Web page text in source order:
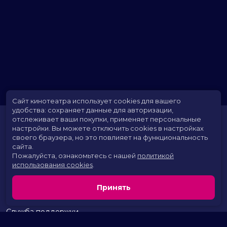
Расписание
Скоро в кино
Территория развлечений
Новости и акции
Служба поддержки
Сайт кинотеатра использует cookies для вашего
удобства: сохраняет данные для авторизации,
отслеживает ваши покупки, применяет персональные
настройки. Вы можете отключить cookies в настройках
своего браузера, но это повлияет на функциональность
сайта.
Пожалуйста, ознакомьтесь с нашей политикой
использования cookies
Принять